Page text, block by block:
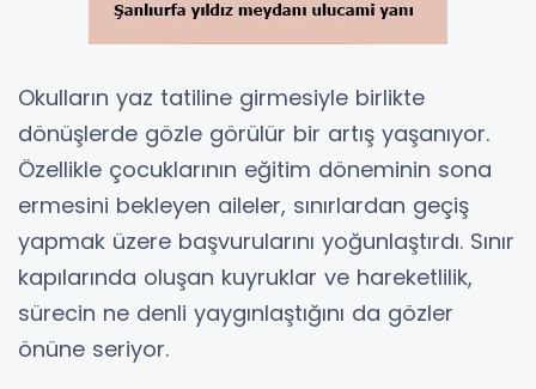
Okulların yaz tatiline girmesiyle birlikte
dönüşlerde gözle görülür bir artış yaşanıyor.
Özellikle çocuklarının eğitim döneminin sona
ermesini bekleyen aileler, sınırlardan geçiş
yapmak üzere başvurularını yoğunlaştırdı. Sınır
kapılarında oluşan kuyruklar ve hareketlilik,
sürecin ne denli yaygınlaştığını da gözler
önüne seriyor.